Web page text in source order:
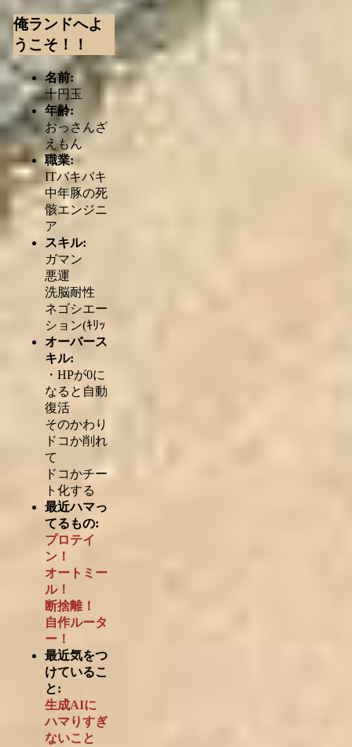
俺ランドへよ
うこそ！！
名前:
十円玉
年齢:
おっさんざ
えもん
職業:
ITバキバキ
中年豚の死
骸エンジニ
ア
スキル:
ガマン
悪運
洗脳耐性
ネゴシエー
ション(ｷﾘｯ
オーバース
キル:
・HPが0に
なると自動
復活
そのかわり
ドコか削れ
て
ドコかチー
ト化する
最近ハマっ
てるもの:
プロテイ
ン！
オートミー
ル！
断捨離！
自作ルータ
ー！
最近気をつ
けているこ
と:
生成AIに
ハマりすぎ
ないこと